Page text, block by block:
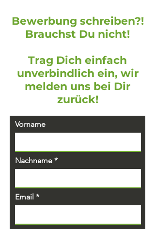
Bewerbung schreiben?!
Brauchst Du nicht!
Trag Dich einfach
unverbindlich ein, wir
melden uns bei Dir
zurück!
Vorname
Nachname
Email